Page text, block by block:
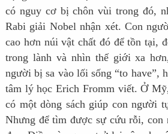
có nguy cơ bị chôn vùi trong đó,
Rabi giải Nobel nhận xét. Con
cao hơn núi vật chất đó để tồn tại,
trong lành và nhìn thế giới xa
người bị sa vào lối sống “to have”,
tâm lý học Erich Fromm viết. Ở
có một dòng sách giúp con người
Nhưng để tìm được sự cứu rỗi,